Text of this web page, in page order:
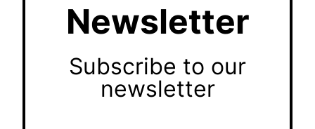
Newsletter
Subscribe to our
newsletter